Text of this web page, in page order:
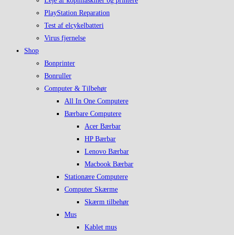
PlayStation Reparation
Test af elcykelbatteri
Virus fjernelse
Shop
Bonprinter
Bonruller
Computer & Tilbehør
All In One Computere
Bærbare Computere
Acer Bærbar
HP Bærbar
Lenovo Bærbar
Macbook Bærbar
Stationære Computere
Computer Skærme
Skærm tilbehør
Mus
Kablet mus